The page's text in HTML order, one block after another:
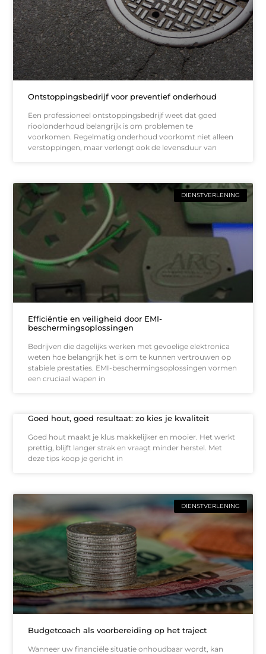
Ontstoppingsbedrijf voor preventief onderhoud
Een professioneel ontstoppingsbedrijf weet dat goed
rioolonderhoud belangrijk is om problemen te
voorkomen. Regelmatig onderhoud voorkomt niet alleen
verstoppingen, maar verlengt ook de levensduur van
DIENSTVERLENING
Efficiëntie en veiligheid door EMI-
beschermingsoplossingen
Bedrijven die dagelijks werken met gevoelige elektronica
weten hoe belangrijk het is om te kunnen vertrouwen op
stabiele prestaties. EMI-beschermingsoplossingen vormen
een cruciaal wapen in
Goed hout, goed resultaat: zo kies je kwaliteit
Goed hout maakt je klus makkelijker en mooier. Het werkt
prettig, blijft langer strak en vraagt minder herstel. Met
deze tips koop je gericht in
DIENSTVERLENING
Budgetcoach als voorbereiding op het traject
Wanneer uw financiële situatie onhoudbaar wordt, kan